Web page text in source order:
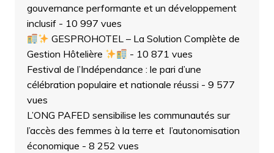
gouvernance performante et un développement
inclusif- 10 997 vues
GESPROHOTEL – La Solution Complète de
Gestion Hôtelière
- 10 871 vues
Festival de l’Indépendance : le pari d’une
célébration populaire et nationale réussi - 9 577
vues
L’ONG PAFED sensibilise les communautés sur
l’accès des femmes à la terre et l’autonomisation
économique - 8 252 vues